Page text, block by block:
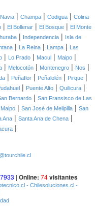
| Champa | Codigua | Colina
| El Bollenar | El Bosque | El Monte
| Independencia |
Isla de
| La Reina | Lampa |
Las
| Lo Prado | Macul | Maipo |
| Melocotón | Montenegro | Nos |
| Peñaflor | Peñalolén | Pirque |
| Puente Alto | Quilicura |
Bernardo | San Fransisco de Las
| San José de Melipilla | San
Ana | Santa Ana de Chena |
|
7933 | Online: 74visitantes
- Chilesoluciones.cl -